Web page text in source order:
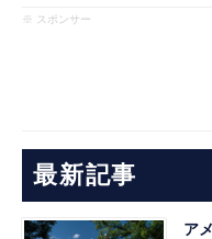
※ スポンサー
最新記事
ア